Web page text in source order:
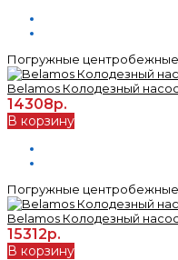
Погружные центробежные
Belamos Колодезный
14308р.
В корзину
Погружные центробежные
Belamos Колодезный
15312р.
В корзину